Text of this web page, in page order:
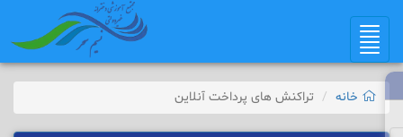
Toggle
navigation
خانه تراکنش های پرداخت آنلاین